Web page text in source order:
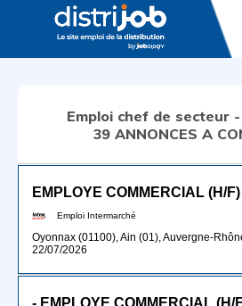
Emploi chef de secteur
39 ANNONCES A
EMPLOYE COMMERCIAL (H/F)
Emploi Intermarché
Oyonnax (01100), Ain (01), Auvergne-
22/07/2026